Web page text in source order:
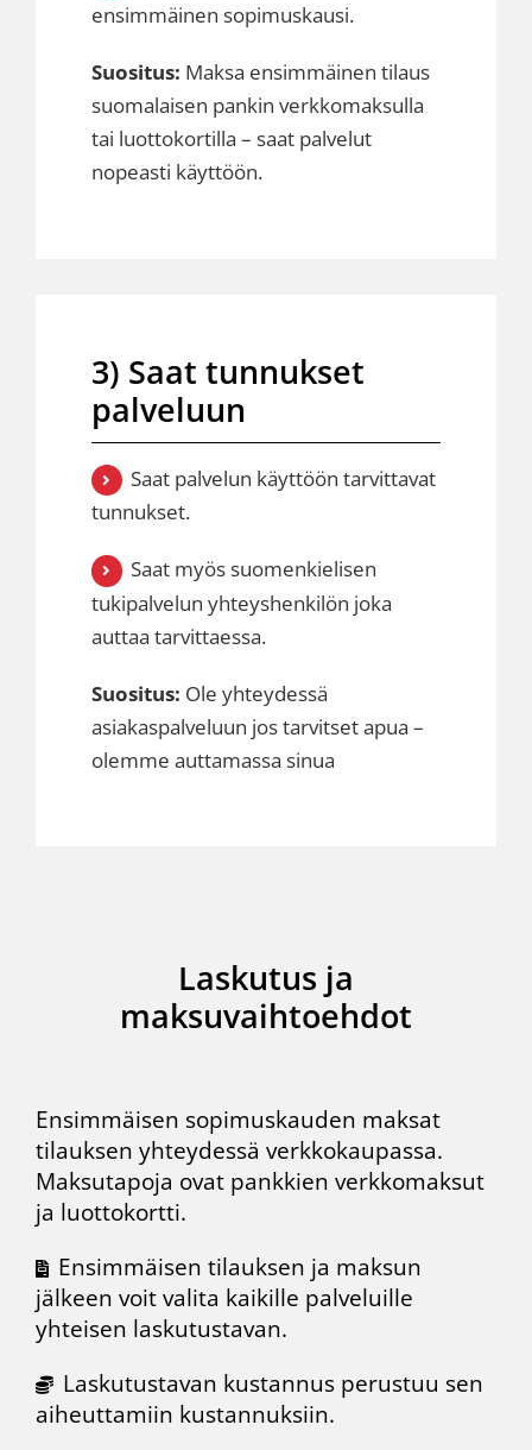
ensimmäinen sopimuskausi.
Suositus: Maksa ensimmäinen tilaus
suomalaisen pankin verkkomaksulla
tai luottokortilla – saat palvelut
nopeasti käyttöön.
3) Saat tunnukset
palveluun
Saat palvelun käyttöön tarvittavat
tunnukset.
Saat myös suomenkielisen
tukipalvelun yhteyshenkilön joka
auttaa tarvittaessa.
Suositus: Ole yhteydessä
asiakaspalveluun jos tarvitset apua –
olemme auttamassa sinua
Laskutus ja
maksuvaihtoehdot
Ensimmäisen sopimuskauden maksat
tilauksen yhteydessä verkkokaupassa.
Maksutapoja ovat pankkien verkkomaksut
ja luottokortti.
Ensimmäisen tilauksen ja maksun
jälkeen voit valita kaikille palveluille
yhteisen laskutustavan.
Laskutustavan kustannus perustuu sen
aiheuttamiin kustannuksiin.